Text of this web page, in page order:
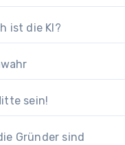
ist die KI?
sein!
Gründer sind